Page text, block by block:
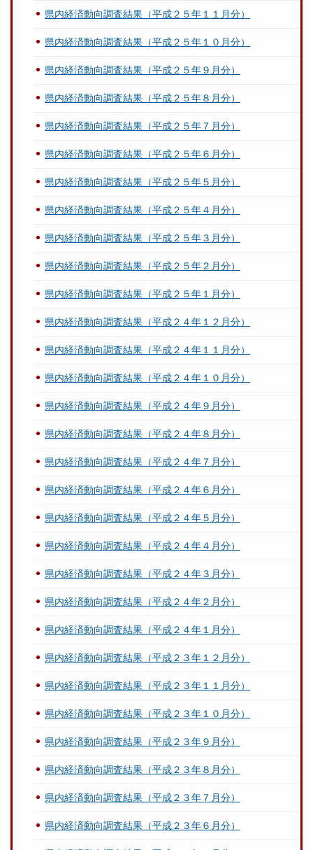
県内経済動向調査結果（平成２５年１１月分）
県内経済動向調査結果（平成２５年１０月分）
県内経済動向調査結果（平成２５年９月分）
県内経済動向調査結果（平成２５年８月分）
県内経済動向調査結果（平成２５年７月分）
県内経済動向調査結果（平成２５年６月分）
県内経済動向調査結果（平成２５年５月分）
県内経済動向調査結果（平成２５年４月分）
県内経済動向調査結果（平成２５年３月分）
県内経済動向調査結果（平成２５年２月分）
県内経済動向調査結果（平成２５年１月分）
県内経済動向調査結果（平成２４年１２月分）
県内経済動向調査結果（平成２４年１１月分）
県内経済動向調査結果（平成２４年１０月分）
県内経済動向調査結果（平成２４年９月分）
県内経済動向調査結果（平成２４年８月分）
県内経済動向調査結果（平成２４年７月分）
県内経済動向調査結果（平成２４年６月分）
県内経済動向調査結果（平成２４年５月分）
県内経済動向調査結果（平成２４年４月分）
県内経済動向調査結果（平成２４年３月分）
県内経済動向調査結果（平成２４年２月分）
県内経済動向調査結果（平成２４年１月分）
県内経済動向調査結果（平成２３年１２月分）
県内経済動向調査結果（平成２３年１１月分）
県内経済動向調査結果（平成２３年１０月分）
県内経済動向調査結果（平成２３年９月分）
県内経済動向調査結果（平成２３年８月分）
県内経済動向調査結果（平成２３年７月分）
県内経済動向調査結果（平成２３年６月分）